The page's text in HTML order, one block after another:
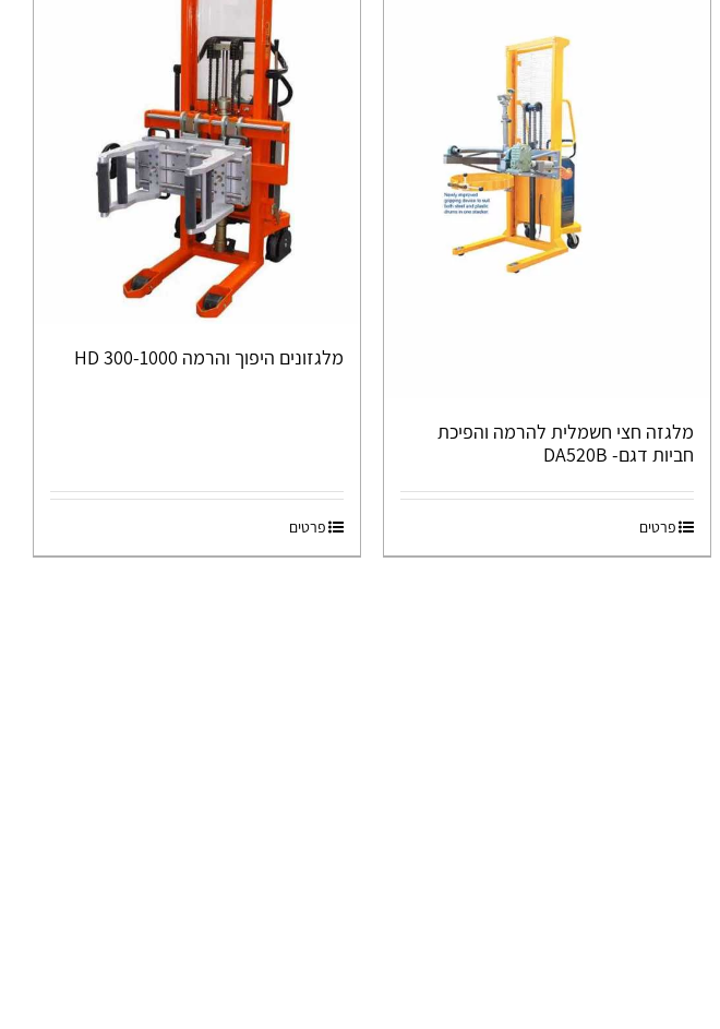
מלגזה חצי חשמלית להרמה והפיכת
חביות דגם- DA520B
פרטים
מלגזונים היפוך והרמה 300-1000 HD
פרטים